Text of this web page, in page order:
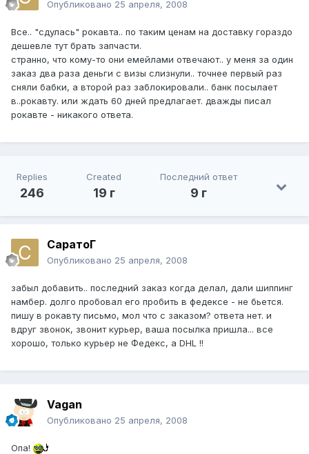
Опубликовано 25 апреля, 2008
Все.. "сдулась" рокавта.. по таким ценам на доставку гораздо
дешевле тут брать запчасти.
странно, что кому-то они емейлами отвечают.. у меня за один
заказ два раза деньги с визы слизнули.. точнее первый раз
сняли бабки, а второй раз заблокировали.. банк посылает
в..рокавту. или ждать 60 дней предлагает. дважды писал
рокавте - никакого ответа.
Replies
246
Created
19 г
Последний ответ
9 г
СаратоГ
Опубликовано 25 апреля, 2008
забыл добавить.. последний заказ когда делал, дали шиппинг
намбер. долго пробовал его пробить в федексе - не бьется.
пишу в рокавту письмо, мол что с заказом? ответа нет. и
вдруг звонок, звонит курьер, ваша посылка пришла... все
хорошо, только курьер не Федекс, а DHL !!
Vagan
Опубликовано 25 апреля, 2008
Опа!